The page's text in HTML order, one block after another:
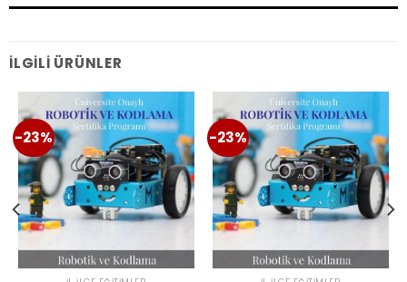
İLGILI ÜRÜNLER
-23% -23%